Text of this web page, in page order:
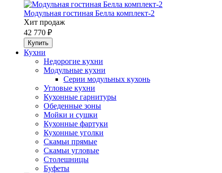
Модульная гостиная Белла комплект-2
Хит продаж
42 770 ₽
Кухни
Недорогие кухни
Модульные кухни
Серии модульных кухонь
Угловые кухни
Кухонные гарнитуры
Обеденные зоны
Мойки и сушки
Кухонные фартуки
Кухонные уголки
Скамьи прямые
Скамьи угловые
Столешницы
Буфеты